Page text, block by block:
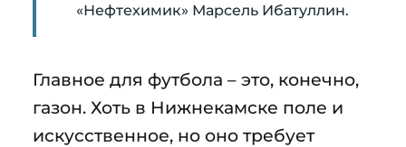
«Нефтехимик» Марсель Ибатуллин.
Главное для футбола – это, конечно,
газон. Хоть в Нижнекамске поле и
искусственное, но оно требует